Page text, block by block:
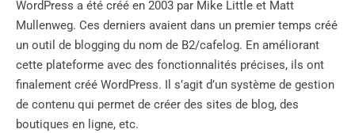
WordPress a été créé en 2003 par Mike Little et Matt
Mullenweg. Ces derniers avaient dans un premier temps créé
un outil de blogging du nom de B2/cafelog. En améliorant
cette plateforme avec des fonctionnalités précises, ils ont
finalement créé WordPress. Il s’agit d’un système de gestion
de contenu qui permet de créer des sites de blog, des
boutiques en ligne, etc.